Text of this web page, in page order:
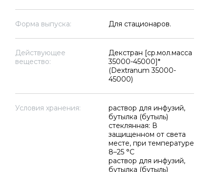
Форма выпуска: Для стационаров.
Действующее
вещество:
Декстран [ср.мол.масса
35000-45000]*
(Dextranum 35000-
45000)
Условия хранения:
раствор для инфузий,
бутылка (бутыль)
стеклянная: В
защищенном от света
месте, при температуре
8–25 °C
раствор для инфузий,
бутылка (бутыль)